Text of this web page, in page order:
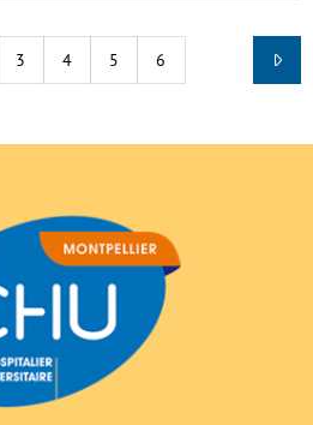
3 4 5 6